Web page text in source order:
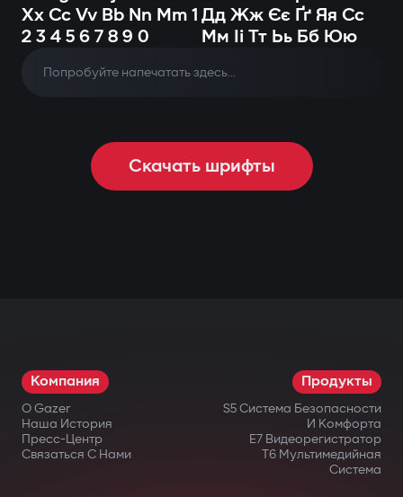
Xx Cc Vv Bb Nn Mm 1
2 3 4 5 6 7 8 9 0
Дд Жж Єє Ґґ Яя Сс
Мм Іі Тт Ьь Бб Юю
Скачать шрифты
Компания
О Gazer
Наша История
Пресс-Центр
Связаться С Нами
Продукты
S5 Система Безопасности
И Комфорта
E7 Видеорегистратор
T6 Мультимедийная
Система